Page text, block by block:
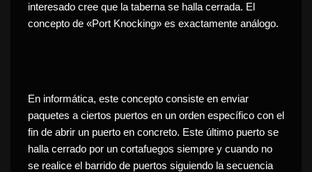
interesado cree que la taberna se halla cerrada. El
concepto de «Port Knocking» es exactamente análogo.
En informática, este concepto consiste en enviar
paquetes a ciertos puertos en un orden específico con el
fin de abrir un puerto en concreto. Este último puerto se
halla cerrado por un cortafuegos siempre y cuando no
se realice el barrido de puertos siguiendo la secuencia